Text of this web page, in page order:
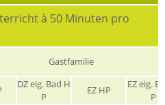
à 50 Minuten pro
Gastfamilie
DZ eig. Bad H
P
EZ HP
EZ eig.
P